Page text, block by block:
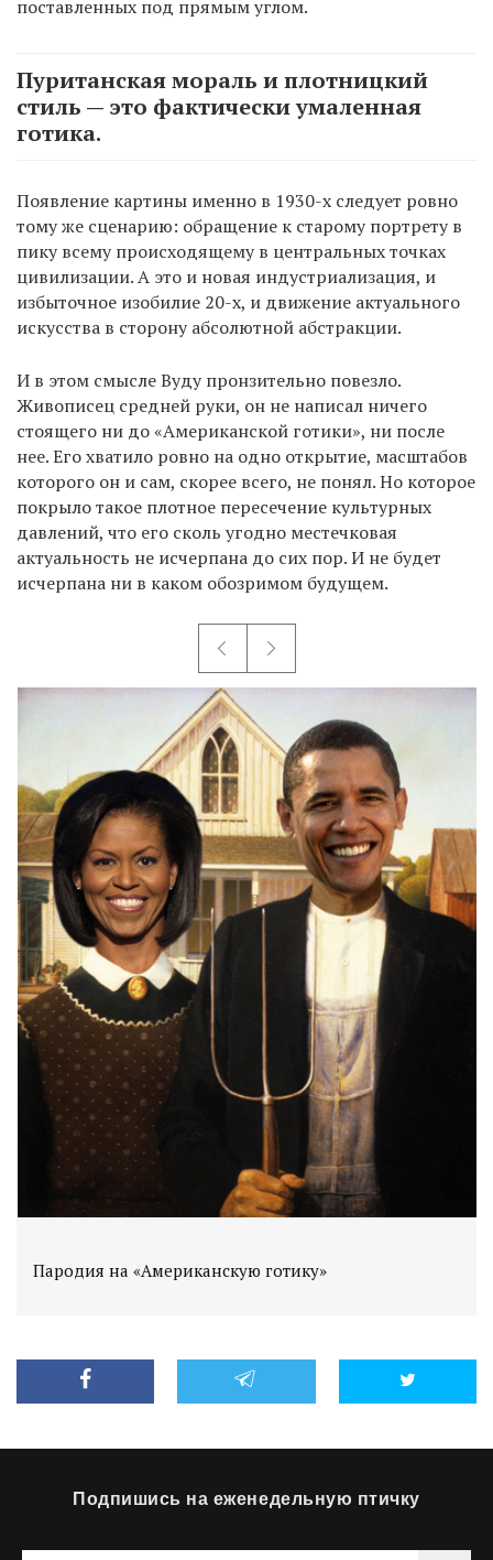
поставленных под прямым углом.
Пуританская мораль и плотницкий
стиль — это фактически умаленная
готика.
Появление картины именно в 1930-х следует ровно
тому же сценарию: обращение к старому портрету в
пику всему происходящему в центральных точках
цивилизации. А это и новая индустриализация, и
избыточное изобилие 20-х, и движение актуального
искусства в сторону абсолютной абстракции.
И в этом смысле Вуду пронзительно повезло.
Живописец средней руки, он не написал ничего
стоящего ни до «Американской готики», ни после
нее. Его хватило ровно на одно открытие, масштабов
которого он и сам, скорее всего, не понял. Но которое
покрыло такое плотное пересечение культурных
давлений, что его сколь угодно местечковая
актуальность не исчерпана до сих пор. И не будет
исчерпана ни в каком обозримом будущем.
Пародия на «Американскую готику»
Подпишись на еженедельную птичку